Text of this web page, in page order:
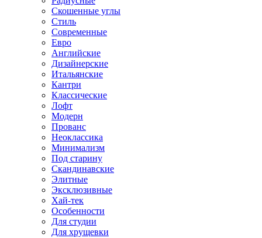
Скошенные углы
Стиль
Современные
Евро
Английские
Дизайнерские
Итальянские
Кантри
Классические
Лофт
Модерн
Прованс
Неоклассика
Минимализм
Под старину
Скандинавские
Элитные
Эксклюзивные
Хай-тек
Особенности
Для студии
Для хрущевки